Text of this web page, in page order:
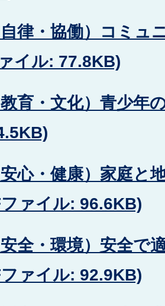
律・協働）コミュ
イル: 77.8KB)
育・文化）青少年
心・健康）家庭と
ァイル: 96.6KB)
全・環境）安全で
ァイル: 92.9KB)